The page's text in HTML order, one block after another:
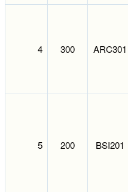
4 300 ARC301
5 200 BSI201